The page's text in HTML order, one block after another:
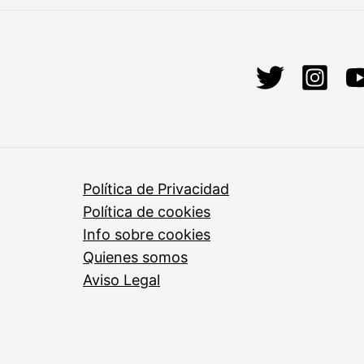
Política de Privacidad
Política de cookies
Info sobre cookies
Quienes somos
Aviso Legal